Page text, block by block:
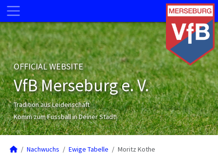
OFFICIAL WEBSITE
VfB Merseburg e. V.
Tradition aus Leidenschaft
Komm zum Fussball in Deiner Stadt!
Nachwuchs Ewige Tabelle Moritz Kothe